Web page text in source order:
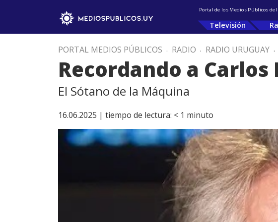
Portal de los Medios Públicos
Televisión
PORTAL MEDIOS PÚBLICOS . RADIO . RADIO URUGUAY .
Recordando a Carlos
El Sótano de la Máquina
16.06.2025 | tiempo de lectura: < 1 minuto